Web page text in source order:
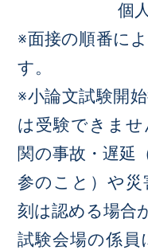
個人面
※面接の順番に
す。
※小論文試験開
は受験できま
関の事故・遅延
参のこと）や
刻は認める場合
試験会場の係